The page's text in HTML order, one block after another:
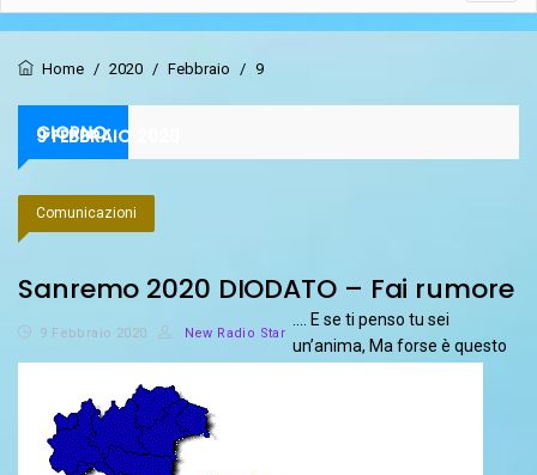
Home / 2020 / Febbraio / 9
GIORNO:
9 FEBBRAIO 2020
Comunicazioni
Sanremo 2020 DIODATO – Fai rumore
9 Febbraio 2020 New Radio Star
.... E se ti penso tu sei
un’anima, Ma forse è questo